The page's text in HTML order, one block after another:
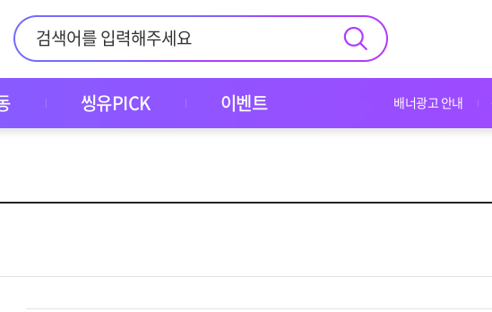
씽유PICK 이벤트 배너광고 안내